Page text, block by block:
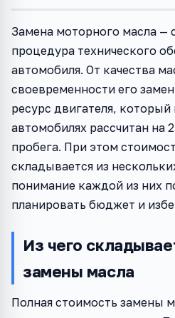
Замена моторного масла —
процедура технического
автомобиля. От качества
своевременности его
ресурс двигателя,
автомобилях рассчитан на
пробега. При этом
складывается из
понимание каждой из них
планировать бюджет и
Из чего
замены масла
Полная стоимость замены